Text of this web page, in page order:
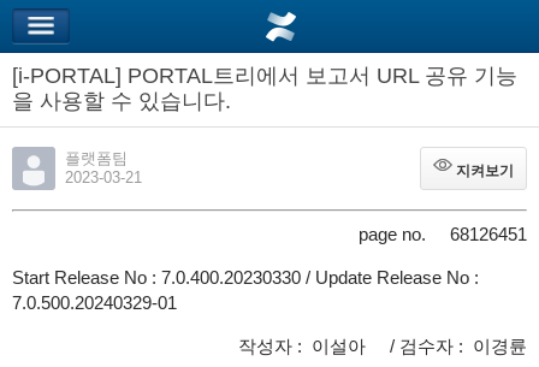
[i-PORTAL] PORTAL트리에서 보고서 URL 공유 기능
을 사용할 수 있습니다.
플랫폼팀
2023-03-21
지켜보기
지켜보기
page no. 68126451
Start Release No : 7.0.400.20230330 / Update Release No :
7.0.500.20240329-01
작성자 : 이설아 / 검수자 : 이경륜